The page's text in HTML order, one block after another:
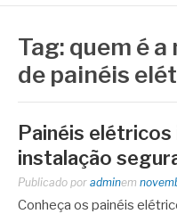
Tag: quem é
de painéis
Painéis
instalação
Publicado por adminem
Conheça os painéis